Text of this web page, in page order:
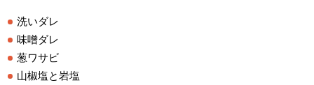
洗いダレ
味噌ダレ
葱ワサビ
山椒塩と岩塩